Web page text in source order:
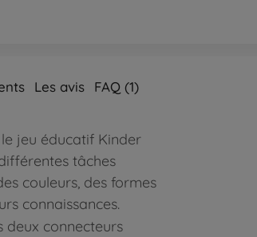
Les avis FAQ (1)
jeu éducatif Kinder
tâches
couleurs, des formes
connaissances.
deux connecteurs